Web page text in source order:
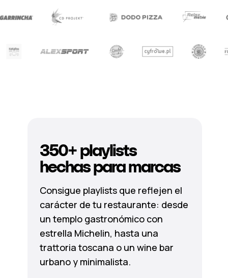
350+ playlists
hechas para marcas
Consigue playlists que reflejen el
carácter de tu restaurante: desde
un templo gastronómico con
estrella Michelin, hasta una
trattoria toscana o un wine bar
urbano y minimalista.